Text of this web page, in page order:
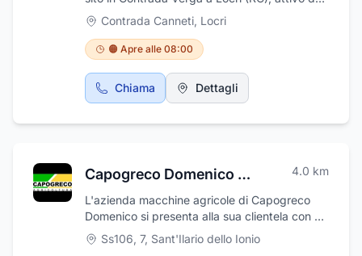
porte interne, porte basculanti, serrande
motorizzate, costruzioni in ferro.
oltre 16 anni nel settore automotive, risponde
alle esigenze di privati ed aziende con
prodotti di elevata qualità. Forniamo ricambi
auto plurimarche, originali e aftermarket.
Ampia gamma di prodotti auto dalla
meccanica alla carrozzeria. Rivenditore
Contrada Canneti, Locri
🟠 Apre alle 08:00
Chiama Dettagli
Capogreco Domenico Macchine Agricole 4.0 km
L'azienda macchine agricole di Capogreco
Domenico si presenta alla sua clientela con un
servizio di prim'ordine: ampia esposizione di
macchine, magazzino ricambi e officina
Ss106, 7, Sant'Ilario dello Ionio